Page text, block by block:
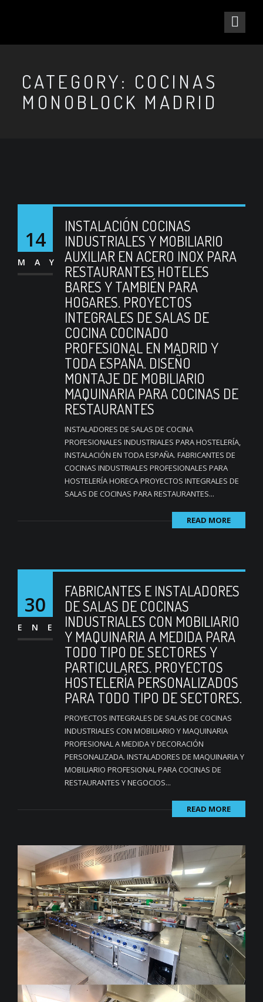
CATEGORY: COCINAS
MONOBLOCK MADRID
14
MAY
INSTALACIÓN COCINAS
INDUSTRIALES Y MOBILIARIO
AUXILIAR EN ACERO INOX PARA
RESTAURANTES HOTELES
BARES Y TAMBIÉN PARA
HOGARES. PROYECTOS
INTEGRALES DE SALAS DE
COCINA COCINADO
PROFESIONAL EN MADRID Y
TODA ESPAÑA. DISEÑO
MONTAJE DE MOBILIARIO
MAQUINARIA PARA COCINAS DE
RESTAURANTES
INSTALADORES DE SALAS DE COCINA
PROFESIONALES INDUSTRIALES PARA HOSTELERÍA,
INSTALACIÓN EN TODA ESPAÑA. FABRICANTES DE
COCINAS INDUSTRIALES PROFESIONALES PARA
HOSTELERÍA HORECA PROYECTOS INTEGRALES DE
SALAS DE COCINAS PARA RESTAURANTES...
READ MORE
30
ENE
FABRICANTES E INSTALADORES
DE SALAS DE COCINAS
INDUSTRIALES CON MOBILIARIO
Y MAQUINARIA A MEDIDA PARA
TODO TIPO DE SECTORES Y
PARTICULARES. PROYECTOS
HOSTELERÍA PERSONALIZADOS
PARA TODO TIPO DE SECTORES.
PROYECTOS INTEGRALES DE SALAS DE COCINAS
INDUSTRIALES CON MOBILIARIO Y MAQUINARIA
PROFESIONAL A MEDIDA Y DECORACIÓN
PERSONALIZADA. INSTALADORES DE MAQUINARIA Y
MOBILIARIO PROFESIONAL PARA COCINAS DE
RESTAURANTES Y NEGOCIOS...
READ MORE